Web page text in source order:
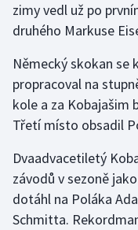
Futsal
Golf
Gymnastika
Házená
Jezdectví
zimy vedl už po
druhého Markuse
Německý skokan se
propracoval na
kole a za Kobajašim
Třetí místo obsadil
Dvaadvacetiletý
závodů v sezoně
dotáhl na Poláka
Schmitta.